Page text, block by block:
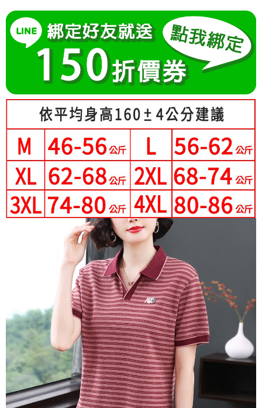
4.訂單成立30分鐘內，如未前往確認交易或遇審核未通過，訂單將自動取
消。如遇「轉專審核」未通過狀況，表示未達大哥付你分期系統評分，恕無
法說明評估內容。
【繳款方式說明】
1.分期款項不併入電信帳單，「大哥付你分期」於每月結算日後寄送繳費提
2.透過簡訊連結打開帳單後，可選擇「超商條碼／台灣大直營門市／銀行轉
帳／街口支付／iPASS MONEY」等通路繳費。
【注意事項】
1.本服務係由「台灣大哥大股份有限公司」（以下簡稱本公司）所提供，讓
用戶於交易時，得透過本服務購買商品或服務，並由商店將買賣／分期付款
買賣價金債權讓與本公司後，依約使用本公司帳單繳交帳款。
2.基於同意付款使用「大哥付你分期」之契約關係目的，商店將以您的個人
資料（包含姓名、電話或地址）提供予台灣大哥大進項蒐集、處理及利用，
由本公司與您本人進行分期帳單所需資料之確認、核對及更正。
3.完整用戶服務條款，請詳閱以下連結：https://oppay.tw/userRule
１．簡單：不需註冊會員、不需綁卡、不需儲值。
２．便利：只要手機號碼，簡訊認證，即可結帳。
３．安心：先確認商品／服務後，再付款。
【「AFTEE先享後付」結帳流程】
１．於結帳方式選擇「AFTEE先享後付」後，將跳轉至「AFTEE先享後付」
結帳頁面，進行簡訊認證並確認金額後，即可完成結帳。
２．訂單成立數日內，您將收到繳費通知簡訊。
ATM／網路銀行／等多元方式進行付款，方視為交易完成。
※ 請注意：結帳手續完成當下不需立刻繳費，但若您需要取消訂單，請聯絡
後付繳納相關費用。
※ 交易是否成功請以「AFTEE先享後付 」之結帳頁面顯示為準，若有關於
是否繳費成功／繳費後需取消欲退款等相關疑問，請聯繫「AFTEE先享後付
客戶支援中心」
https://netprotections.freshdesk.com/support/home
【注意事項】
１．透過由恩沛科技股份有限公司提供之「AFTEE先享後付」服務完成之交
易，需依本服務之必要範圍內提供個人資料，並將交易相關給付款項請求債
權轉讓予恩沛科技股份有限公司。
２．關於個人資料處理事宜，請瀏覽以下網址：
https://aftee.tw/terms/#terms3
３．未成年的使用者請事先徵得法定代理人或監護人之同意方可使用
「AFTEE先享後付」，若未經同意申辦者引起之損失，本公司不負相關責
４．使用「AFTEE先享後付」時，將依據個別帳號之用戶狀況，依本公司即
時審查核予不同之上限額度；若仍有額度不足之情形，本公司將視審查結果
請求用戶進行身份認證。
５．嚴禁一人註冊多個帳號或使用他人資訊註冊。若發現惡意使用之情形，
恩沛科技股份有限公司將有權停止該用戶之使用額度並採取法律行動。
相關說明
「Hami Point」為中華電信所提供之點數服務，可於會員專區綁定中華電信
會員帳號後，即可在購物車使用 Hami Point 折抵消費金額 (1點等於1元)。
ATM付款
運送方式
全家付款取貨
每筆NT$80，滿NT$699(含以上)免運費
付款後全家取貨
每筆NT$80，滿NT$699(含以上)免運費
萊爾富取貨付款
每筆NT$80，滿NT$699(含以上)免運費
付款後萊爾富取貨
每筆NT$80，滿NT$699(含以上)免運費
每筆NT$80，滿NT$699(含以上)免運費
付款後7-11取貨
每筆NT$80，滿NT$699(含以上)免運費
每筆NT$70，滿NT$699(含以上)免運費
離島-郵局寄送
每筆NT$90，滿NT$699(含以上)免運費
國家/地區配送